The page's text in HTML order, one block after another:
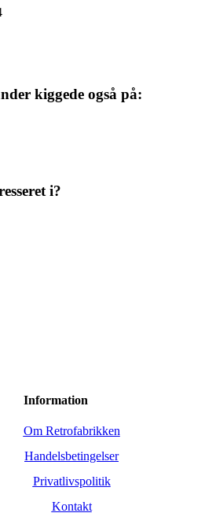
kiggede også på:
i?
Information
Om Retrofabrikken
Handelsbetingelser
Privatlivspolitik
Kontakt